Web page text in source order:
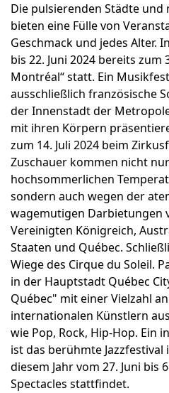
Die pulsierenden Städte und
bieten eine Fülle von
Geschmack und jedes Alter.
bis 22. Juni 2024 bereits zum
Montréal“ statt. Ein
ausschließlich französische
der Innenstadt der
mit ihren Körpern
zum 14. Juli 2024 beim
Zuschauer kommen nicht
hochsommerlichen
sondern auch wegen der
wagemutigen Darbietungen
Vereinigten Königreich,
Staaten und Québec.
Wiege des Cirque du Soleil.
in der Hauptstadt Québec
Québec" mit einer Vielzahl
internationalen Künstlern
wie Pop, Rock, Hip-Hop. Ein
ist das berühmte
diesem Jahr vom 27. Juni bis
Spectacles stattfindet.